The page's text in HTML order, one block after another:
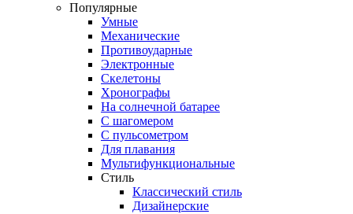
Популярные
Умные
Механические
Противоударные
Электронные
Скелетоны
Хронографы
На солнечной батарее
С шагомером
С пульсометром
Для плавания
Мультифункциональные
Стиль
Классический стиль
Дизайнерские